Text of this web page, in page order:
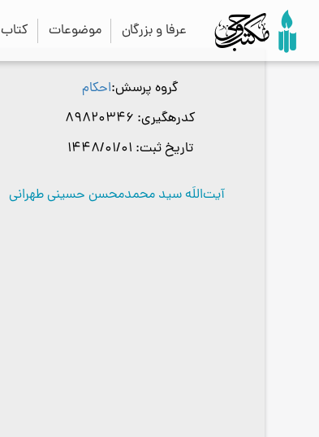
عرفا و بزرگان موضوعات کتاب
گروه پرسش احکام
کدرهگیری
تاریخ ثبت
آیت‌اللَه سید محمدمحسن حسینی طهرانی